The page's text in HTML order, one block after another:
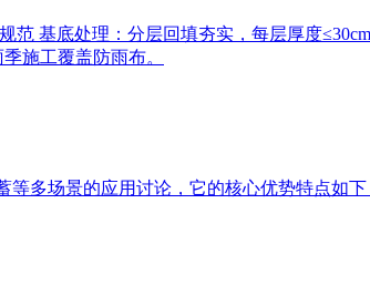
范 基底处理‌：分层回填夯实，每层厚度
施工覆盖防雨布。
多场景的应用讨论，它的核心优势特点如下